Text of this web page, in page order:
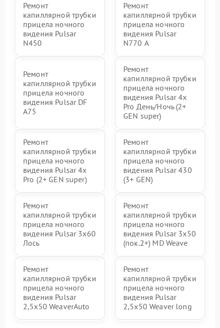
Ремонт
капиллярной трубки
прицела ночного
видения Pulsar
N450
Ремонт
капиллярной трубки
прицела ночного
видения Pulsar
N770 А
Ремонт
капиллярной трубки
прицела ночного
видения Pulsar DF
A75
Ремонт
капиллярной трубки
прицела ночного
видения Pulsar 4x
Pro День/Ночь (2+
GEN super)
Ремонт
капиллярной трубки
прицела ночного
видения Pulsar 4x
Pro (2+ GEN super)
Ремонт
капиллярной трубки
прицела ночного
видения Pulsar 430
(3+ GEN)
Ремонт
капиллярной трубки
прицела ночного
видения Pulsar 3x60
Лось
Ремонт
капиллярной трубки
прицела ночного
видения Pulsar 3x50
(пок.2+) MD Weave
Ремонт
капиллярной трубки
прицела ночного
видения Pulsar
2,5x50 WeaverAuto
Ремонт
капиллярной трубки
прицела ночного
видения Pulsar
2,5x50 Weaver long